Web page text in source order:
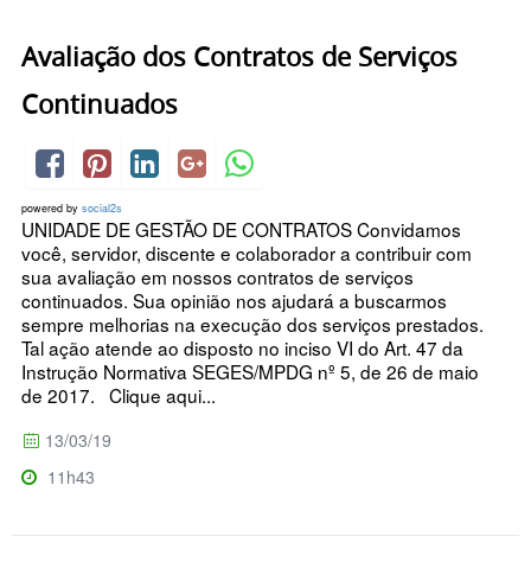
Avaliação dos Contratos de Serviços
Continuados
powered by social2s
UNIDADE DE GESTÃO DE CONTRATOS Convidamos
você, servidor, discente e colaborador a contribuir com
sua avaliação em nossos contratos de serviços
continuados. Sua opinião nos ajudará a buscarmos
sempre melhorias na execução dos serviços prestados.
Tal ação atende ao disposto no inciso VI do Art. 47 da
Instrução Normativa SEGES/MPDG nº 5, de 26 de maio
de 2017. Clique aqui...
13/03/19
11h43